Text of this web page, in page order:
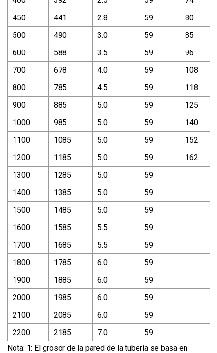
450
441 2.8 59
80
500
490 3.0 59
85
600
588 3.5 59
96
700
678 4.0 59
108
800
785 4.5 59
118
900
885 5.0 59
125
1000
985 5.0 59
140
1100
1085 5.0 59
152
1200
1185 5.0 59
162
1300
1285 5.0
59
1400
1385 5.0
59
1500
1485 5.0
59
1600
1585 5.5
59
1700
1685 5.5
59
1800
1785 6.0
59
1900
1885 6.0
59
2000
1985 6.0
59
2100
2085 6.0
59
2200
2185 7.0
59
Nota: 1: El grosor de la pared de la tubería se basa en